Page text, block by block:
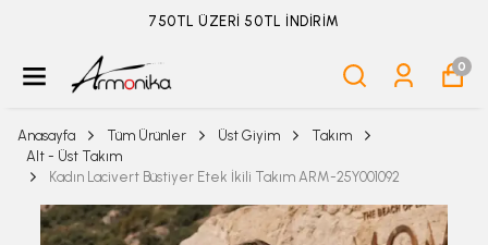
ÜYELİKSİZ SİPARİŞ İADE TALEBİ İÇİN TIKLA
0
Anasayfa Tüm Ürünler Üst Giyim
Takım
Alt - Üst Takım
Kadın Lacivert Büstiyer Etek İkili Takım ARM-25Y001092